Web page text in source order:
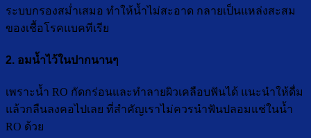
ระบบกรองสม่ำเสมอ ทำให้น้ำไม่สะอาด กลายเป็นแหล่งสะสม
ของเชื้อโรคแบคทีเรีย
2. อมน้ำไว้ในปากนานๆ
เพราะน้ำ RO กัดกร่อนและทำลายผิวเคลือบฟันได้ แนะนำให้ดื่ม
แล้วกลืนลงคอไปเลย ที่สำคัญเราไม่ควรนำฟันปลอมแช่ในน้ำ
RO ด้วย